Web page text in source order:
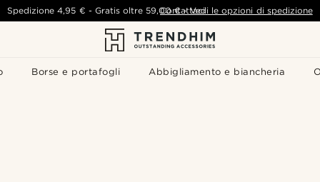
Borse e portafogli Abbigliamento e biancheria
Spedizione 4,95 € - Gratis oltre 59,00 € - Vedi le opzioni di spedizione
Contattaci